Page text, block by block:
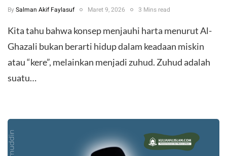
By Salman Akif Faylasuf Maret 9, 2026 3 Mins read
Kita tahu bahwa konsep menjauhi harta menurut Al-
Ghazali bukan berarti hidup dalam keadaan miskin
atau “kere”, melainkan menjadi zuhud. Zuhud adalah
suatu…